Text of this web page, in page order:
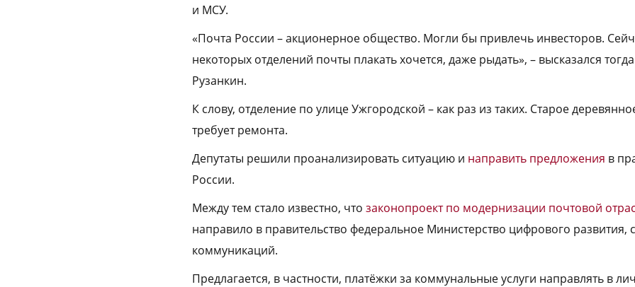
и МСУ.
«Почта России – акционерное общество. Могли бы привлечь инвесторов.
некоторых отделений почты плакать хочется, даже рыдать», – высказался
Рузанкин.
К слову, отделение по улице Ужгородской – как раз из таких. Старое
требует ремонта.
Депутаты решили проанализировать ситуацию и направить предложения в
России.
Между тем стало известно, что законопроект по модернизации почтовой
направило в правительство федеральное Министерство цифрового развития,
коммуникаций.
Предлагается, в частности, платёжки за коммунальные услуги направлять в